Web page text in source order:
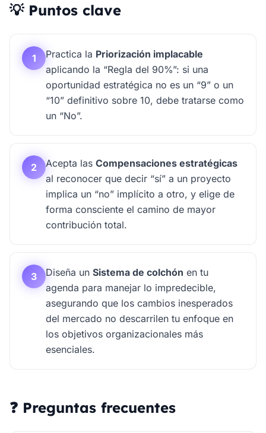
💡 Puntos clave
1 Practica la Priorización implacable
aplicando la “Regla del 90%”: si una
oportunidad estratégica no es un “9” o un
“10” definitivo sobre 10, debe tratarse como
un “No”.
2 Acepta las Compensaciones estratégicas
al reconocer que decir “sí” a un proyecto
implica un “no” implícito a otro, y elige de
forma consciente el camino de mayor
contribución total.
3 Diseña un Sistema de colchón en tu
agenda para manejar lo impredecible,
asegurando que los cambios inesperados
del mercado no descarrilen tu enfoque en
los objetivos organizacionales más
esenciales.
❓ Preguntas frecuentes